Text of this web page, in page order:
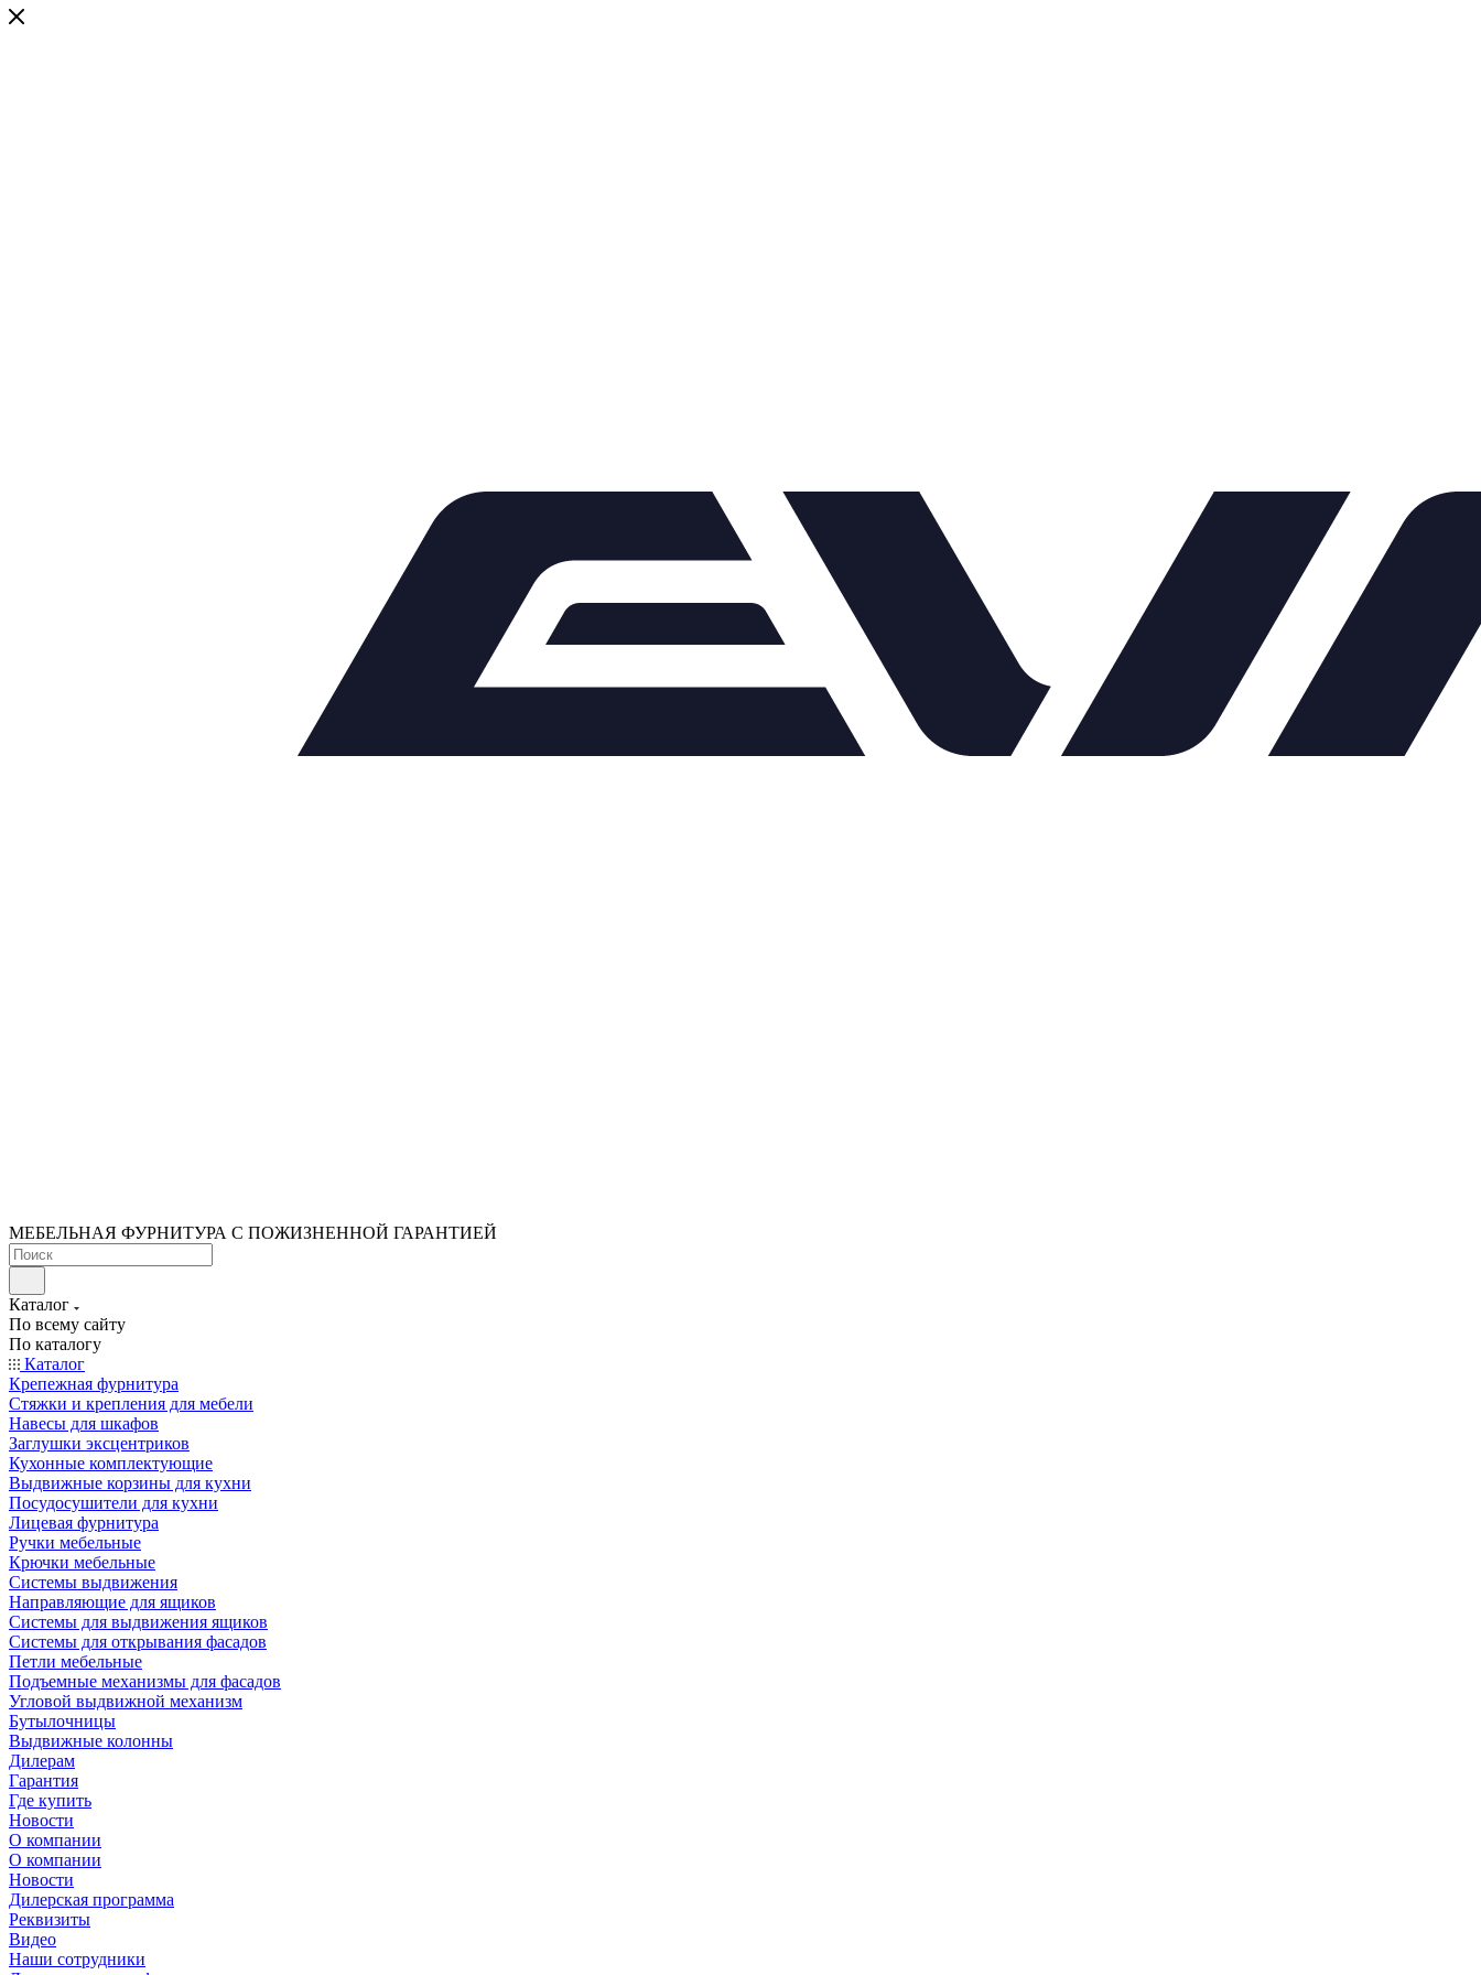
МЕБЕЛЬНАЯ ФУРНИТУРА С ПОЖИЗНЕННОЙ ГАРАНТИЕЙ
Каталог
По всему сайту
По каталогу
Каталог
Крепежная фурнитура
Стяжки и крепления для мебели
Навесы для шкафов
Заглушки эксцентриков
Кухонные комплектующие
Выдвижные корзины для кухни
Посудосушители для кухни
Лицевая фурнитура
Ручки мебельные
Крючки мебельные
Системы выдвижения
Направляющие для ящиков
Системы для выдвижения ящиков
Системы для открывания фасадов
Петли мебельные
Подъемные механизмы для фасадов
Угловой выдвижной механизм
Бутылочницы
Выдвижные колонны
Дилерам
Гарантия
Где купить
Новости
О компании
О компании
Новости
Дилерская программа
Реквизиты
Видео
Наши сотрудники